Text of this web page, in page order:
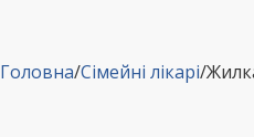
Головна/Сімейні лікарі/